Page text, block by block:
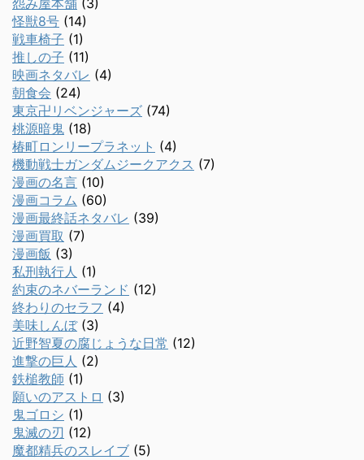
怨み屋本舗 (3)
怪獣8号 (14)
戦車椅子 (1)
推しの子 (11)
映画ネタバレ (4)
朝食会 (24)
東京卍リベンジャーズ (74)
桃源暗鬼 (18)
椿町ロンリープラネット (4)
機動戦士ガンダムジークアクス (7)
漫画の名言 (10)
漫画コラム (60)
漫画最終話ネタバレ (39)
漫画買取 (7)
漫画飯 (3)
私刑執行人 (1)
約束のネバーランド (12)
終わりのセラフ (4)
美味しんぼ(3)
近野智夏の腐じょうな日常 (12)
進撃の巨人 (2)
鉄槌教師 (1)
願いのアストロ (3)
鬼ゴロシ (1)
鬼滅の刃 (12)
魔都精兵のスレイブ (5)